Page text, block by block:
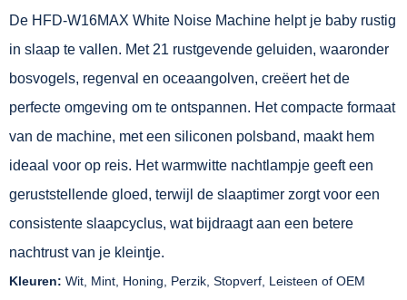
De HFD-W16MAX White Noise Machine helpt je baby rustig
in slaap te vallen. Met 21 rustgevende geluiden, waaronder
bosvogels, regenval en oceaangolven, creëert het de
perfecte omgeving om te ontspannen. Het compacte formaat
van de machine, met een siliconen polsband, maakt hem
ideaal voor op reis. Het warmwitte nachtlampje geeft een
geruststellende gloed, terwijl de slaaptimer zorgt voor een
consistente slaapcyclus, wat bijdraagt ​​aan een betere
nachtrust van je kleintje.
Kleuren: Wit, Mint, Honing, Perzik, Stopverf, Leisteen of OEM